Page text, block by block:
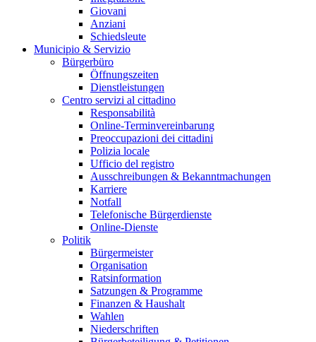
Giovani
Anziani
Schiedsleute
Municipio & Servizio
Bürgerbüro
Öffnungszeiten
Dienstleistungen
Centro servizi al cittadino
Responsabilità
Online-Terminvereinbarung
Preoccupazioni dei cittadini
Polizia locale
Ufficio del registro
Ausschreibungen & Bekanntmachungen
Karriere
Notfall
Telefonische Bürgerdienste
Online-Dienste
Politik
Bürgermeister
Organisation
Ratsinformation
Satzungen & Programme
Finanzen & Haushalt
Wahlen
Niederschriften